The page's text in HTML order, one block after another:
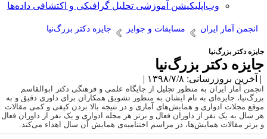
وب‌اپلیکیشن آموزشی تحلیل گرافیکی و اکتشافی داده‌ها
انجمن آمار ایران مسابقات و جوایز جایزه دکتر بزرگ‌نیا
دکتر بزرگ‌نیا
دکتر بزرگ‌نیا
بروزرسانی: ۱۳۹۸/۷/۸ |
آمار ایران به منظور تجلیل از جایگاه علمی و فرهنگی دکتر ابوالقاسم
جایزه‌ای به نام ایشان به منظور تشویق همکاران برای داوری دقیق و به
مجلات ادواری و همایش‌های آماری و در نتیجه بالا بردن کیفی و کمی مقالات
سال به یک نفر از داوران فعال و برتر هر مجله ادواری و یک نفر از داوران فعال
برتر مقالات همایش‌ها، در مراسم اختتامیه‌ی همایش آن سال اهداء می‌کند.